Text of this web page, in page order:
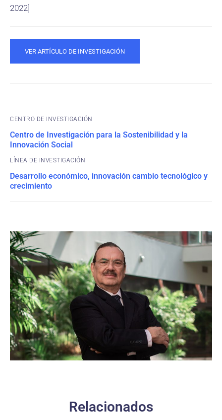
2022]
VER ARTÍCULO DE INVESTIGACIÓN
CENTRO DE INVESTIGACIÓN
Centro de Investigación para la Sostenibilidad y la
Innovación Social
Desarrollo económico, innovación cambio tecnológico y
crecimiento
Relacionados